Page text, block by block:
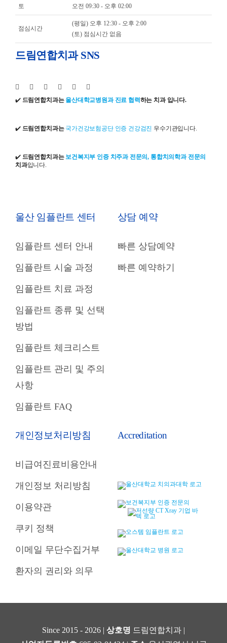
토 오전 09:30 - 오후 02:00
점심시간
(평일) 오후 12:30 - 오후 2:00
(토) 점심시간 없음
드림연합치과 SNS
✔️ 드림연합치과는 울산대학교병원과 진료 협력하는 치과 입니다.
✔️ 드림연합치과는 국가건강보험공단 인증 건강검진 우수기관입니다.
✔️ 드림연합치과는 보건복지부 인증 치주과 전문의, 통합치의학과 전문의
치과입니다.
울산 임플란트 센터
임플란트 센터 안내
임플란트 시술 과정
임플란트 치료 과정
임플란트 종류 및 선택
방법
임플란트 체크리스트
임플란트 관리 및 주의
사항
임플란트 FAQ
상담 예약
빠른 상담예약
빠른 예약하기
개인정보처리방침
비급여진료비용안내
개인정보 처리방침
이용약관
쿠키 정책
이메일 무단수집거부
환자의 권리와 의무
Accreditation
Since 2015 - 2026 | 상호명 드림연합치과 |